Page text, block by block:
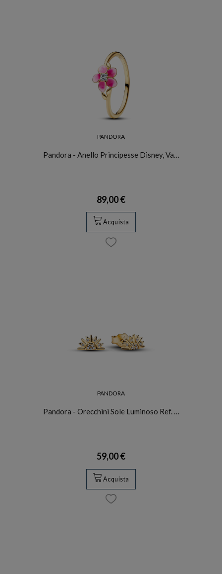
PANDORA
Pandora - Anello Principesse Disney, Va…
89,00 €
Acquista
PANDORA
Pandora - Orecchini Sole Luminoso Ref. …
59,00 €
Acquista